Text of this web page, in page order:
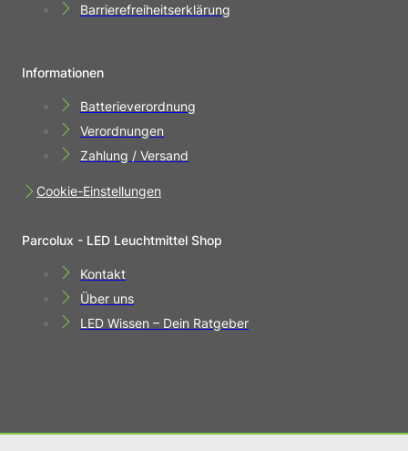
Barrierefreiheitserklärung
Informationen
Batterieverordnung
Verordnungen
Zahlung / Versand
Cookie-Einstellungen
Parcolux - LED Leuchtmittel Shop
Kontakt
Über uns
LED Wissen – Dein Ratgeber